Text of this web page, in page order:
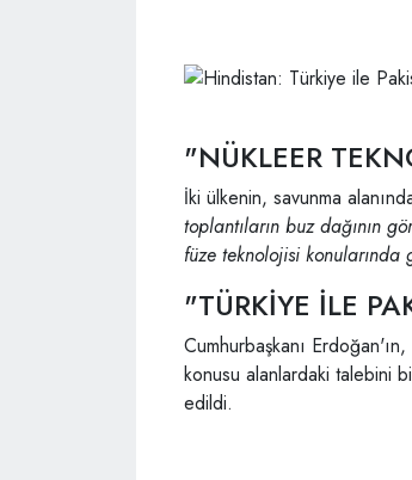
"NÜKLEER
İki ülkenin, savunma
toplantıların buz dağının
füze teknolojisi konularında
"TÜRKİYE İLE
Cumhurbaşkanı
konusu alanlardaki talebini
edildi.